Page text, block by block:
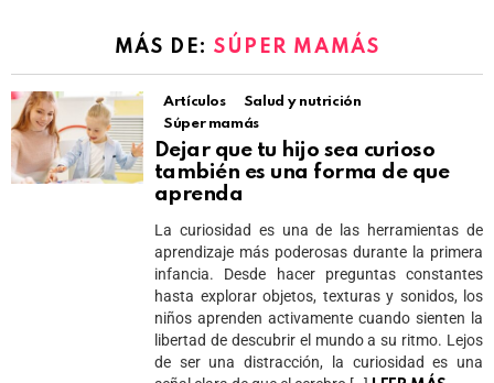
MÁS DE:SÚPER MAMÁS
Artículos
Salud y nutrición
Súper mamás
Dejar que tu hijo sea curioso
también es una forma de que
aprenda
La curiosidad es una de las herramientas de
aprendizaje más poderosas durante la primera
infancia. Desde hacer preguntas constantes
hasta explorar objetos, texturas y sonidos, los
niños aprenden activamente cuando sienten la
libertad de descubrir el mundo a su ritmo. Lejos
de ser una distracción, la curiosidad es una